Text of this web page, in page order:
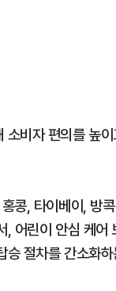
소비자 편의를 높
콩, 타이베이, 방
, 어린이 안심 케
승 절차를 간소화